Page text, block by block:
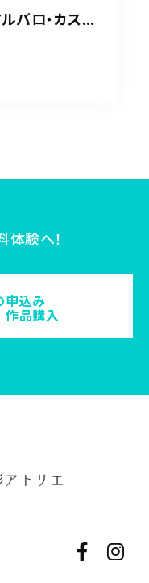
バロ・カス...
体験へ！
申込み
作品購入